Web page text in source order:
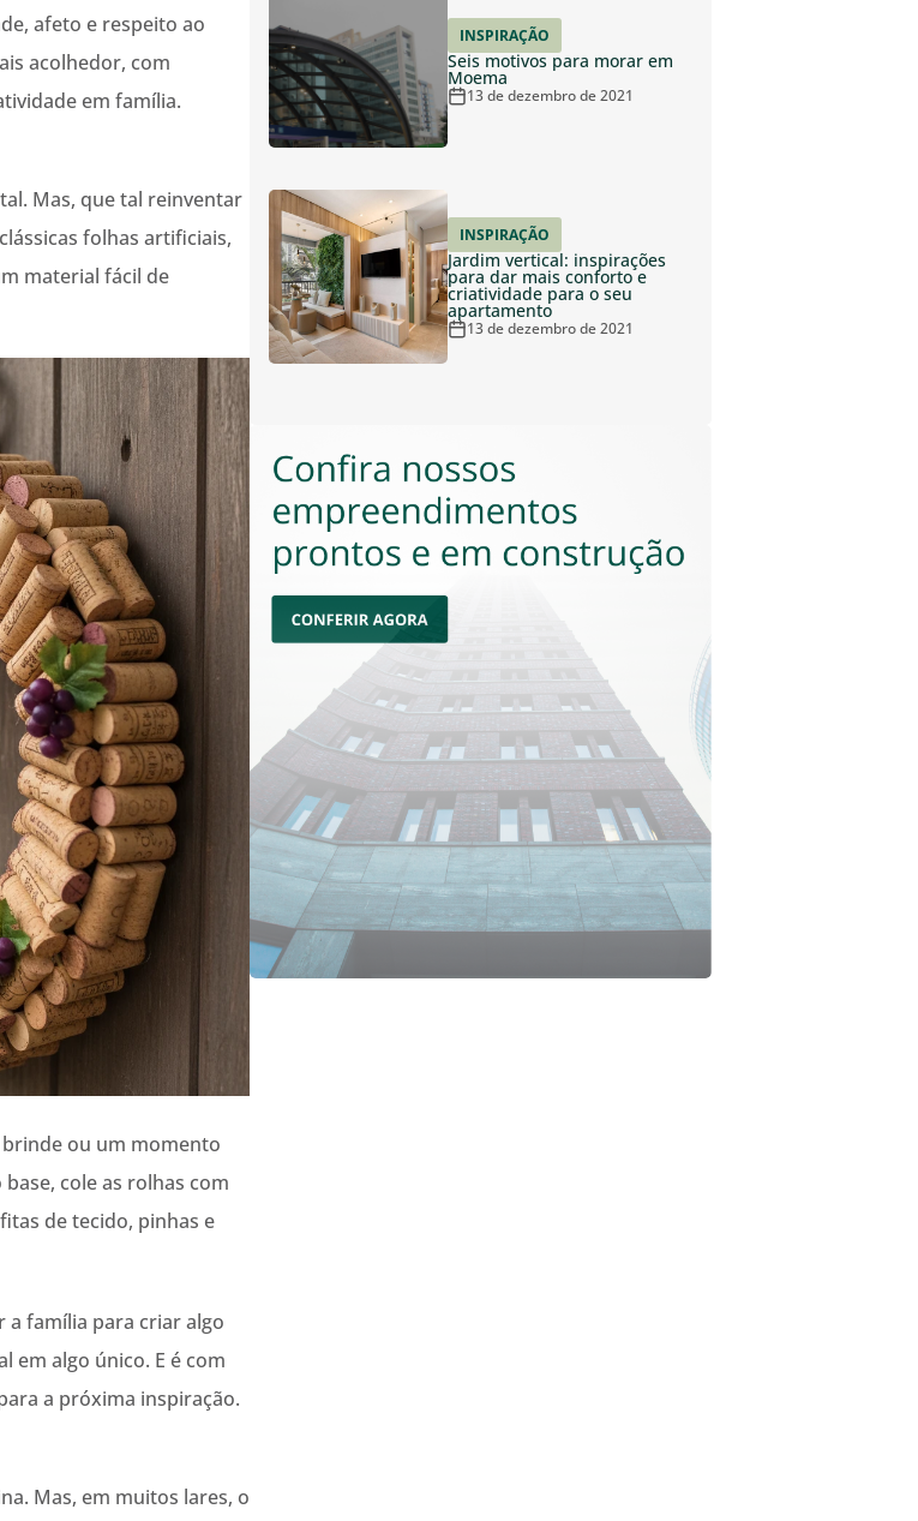
afeto e respeito ao
acolhedor, com
em família.
Mas, que tal reinventar
folhas artificiais,
material fácil de
ou um momento
cole as rolhas com
de tecido, pinhas e
a família para criar algo
em algo único. E é com
a próxima inspiração.
Mas, em muitos lares, o
INSPIRAÇÃO
Seis motivos para morar em
Moema
13 de dezembro de 2021
INSPIRAÇÃO
Jardim vertical: inspirações
para dar mais conforto e
criatividade para o seu
apartamento
13 de dezembro de 2021